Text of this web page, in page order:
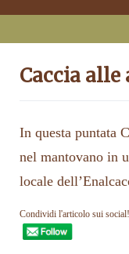
Caccia
In questa puntata
nel mantovano in
locale
Condividi l'articolo sui social!